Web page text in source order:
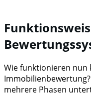
Wie funktionieren nun
mehrere Phasen